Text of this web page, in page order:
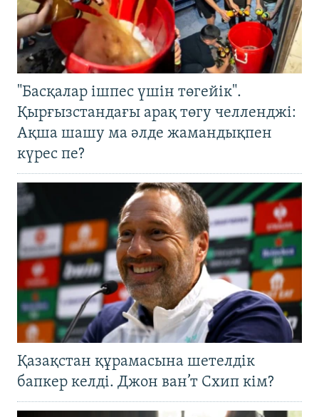
"Басқалар ішпес үшін төгейік".
Қырғызстандағы арақ төгу челленджі:
Ақша шашу ма әлде жамандықпен
күрес пе?
Қазақстан құрамасына шетелдік
бапкер келді. Джон ван’т Схип кім?